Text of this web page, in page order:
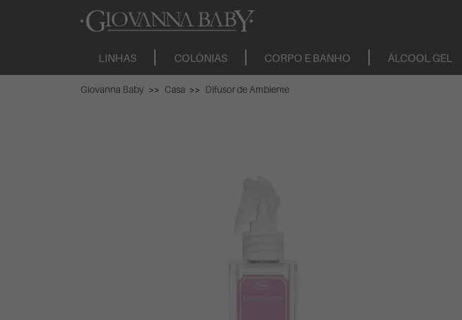
LINHAS COLÔNIAS CORPO E BANHO ÁLCOOL GEL
Giovanna Baby Casa Difusor de Ambiente